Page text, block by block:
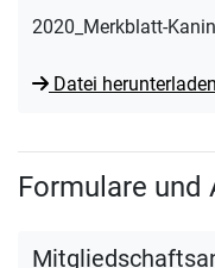
2020_Merkblatt-
Datei herunterladen
Formulare und